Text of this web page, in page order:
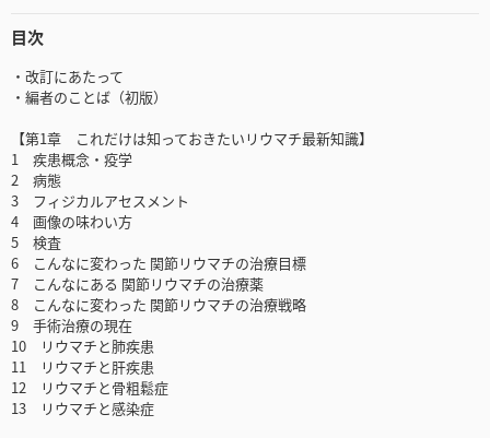
目次
・改訂にあたって
・編者のことば（初版）
【第1章 これだけは知っておきたいリウマチ最新知識】
1 疾患概念・疫学
2 病態
3 フィジカルアセスメント
4 画像の味わい方
5 検査
6 こんなに変わった 関節リウマチの治療目標
7 こんなにある 関節リウマチの治療薬
8 こんなに変わった 関節リウマチの治療戦略
9 手術治療の現在
10 リウマチと肺疾患
11 リウマチと肝疾患
12 リウマチと骨粗鬆症
13 リウマチと感染症